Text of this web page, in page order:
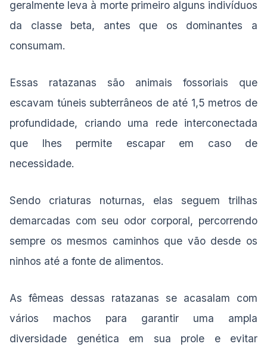
geralmente leva à morte primeiro alguns indivíduos
da classe beta, antes que os dominantes a
consumam.
Essas ratazanas são animais fossoriais que
escavam túneis subterrâneos de até 1,5 metros de
profundidade, criando uma rede interconectada
que lhes permite escapar em caso de
necessidade.
Sendo criaturas noturnas, elas seguem trilhas
demarcadas com seu odor corporal, percorrendo
sempre os mesmos caminhos que vão desde os
ninhos até a fonte de alimentos.
As fêmeas dessas ratazanas se acasalam com
vários machos para garantir uma ampla
diversidade genética em sua prole e evitar